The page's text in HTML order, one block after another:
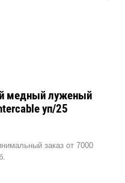
медный луженый
уп/25
заказ от 7000